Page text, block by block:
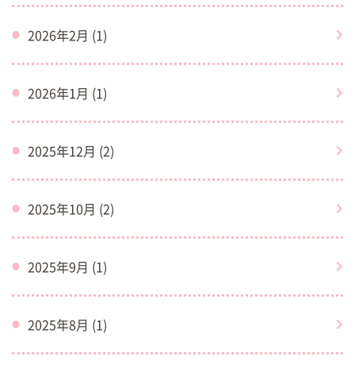
2026年2月 (1)
2026年1月 (1)
2025年12月 (2)
2025年10月 (2)
2025年9月 (1)
2025年8月 (1)